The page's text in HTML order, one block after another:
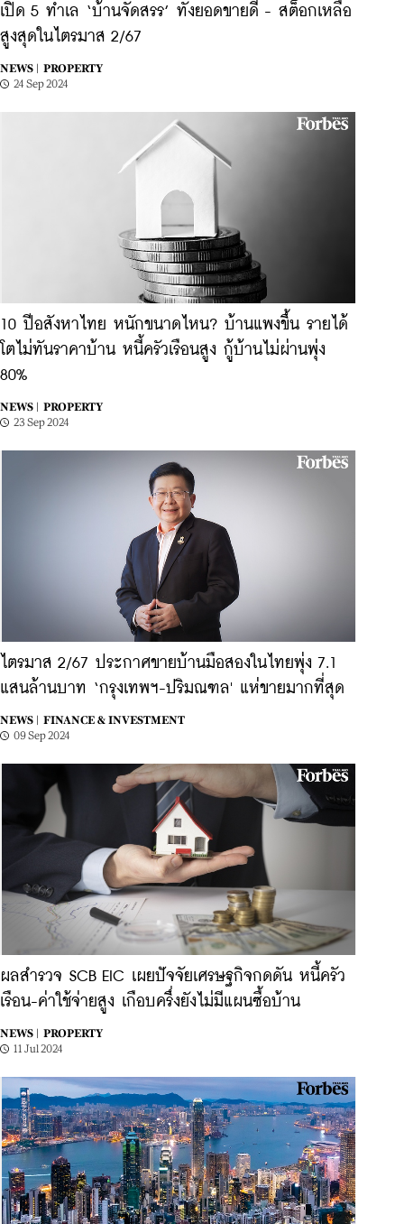
เปิด 5 ทำเล ‘บ้านจัดสรร’ ทั้งยอดขายดี - สต็อกเหลือ
สูงสุดในไตรมาส 2/67
NEWS |
PROPERTY
24 Sep 2024
10 ปีอสังหาไทย หนักขนาดไหน? บ้านแพงขึ้น รายได้
โตไม่ทันราคาบ้าน หนี้ครัวเรือนสูง กู้บ้านไม่ผ่านพุ่ง
80%
NEWS |
PROPERTY
23 Sep 2024
ไตรมาส 2/67 ประกาศขายบ้านมือสองในไทยพุ่ง 7.1
แสนล้านบาท ‘กรุงเทพฯ-ปริมณฑล' แห่ขายมากที่สุด
NEWS |
FINANCE & INVESTMENT
09 Sep 2024
ผลสำรวจ SCB EIC เผยปัจจัยเศรษฐกิจกดดัน หนี้ครัว
เรือน-ค่าใช้จ่ายสูง เกือบครึ่งยังไม่มีแผนซื้อบ้าน
NEWS |
PROPERTY
11 Jul 2024